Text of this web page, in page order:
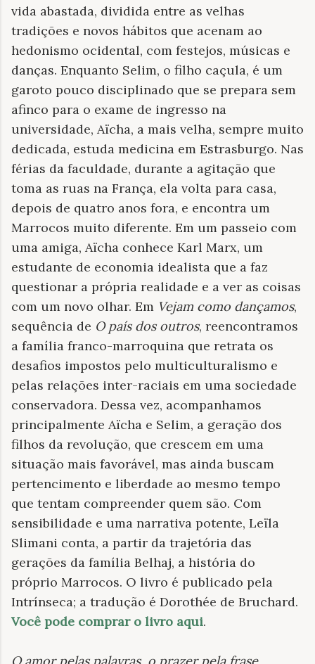
vida abastada, dividida entre as velhas
tradições e novos hábitos que acenam ao
hedonismo ocidental, com festejos, músicas e
danças. Enquanto Selim, o filho caçula, é um
garoto pouco disciplinado que se prepara sem
afinco para o exame de ingresso na
universidade, Aïcha, a mais velha, sempre muito
dedicada, estuda medicina em Estrasburgo. Nas
férias da faculdade, durante a agitação que
toma as ruas na França, ela volta para casa,
depois de quatro anos fora, e encontra um
Marrocos muito diferente. Em um passeio com
uma amiga, Aïcha conhece Karl Marx, um
estudante de economia idealista que a faz
questionar a própria realidade e a ver as coisas
com um novo olhar. Em Vejam como dançamos,
sequência de O país dos outros, reencontramos
a família franco-marroquina que retrata os
desafios impostos pelo multiculturalismo e
pelas relações inter-raciais em uma sociedade
conservadora. Dessa vez, acompanhamos
principalmente Aïcha e Selim, a geração dos
filhos da revolução, que crescem em uma
situação mais favorável, mas ainda buscam
pertencimento e liberdade ao mesmo tempo
que tentam compreender quem são. Com
sensibilidade e uma narrativa potente, Leïla
Slimani conta, a partir da trajetória das
gerações da família Belhaj, a história do
próprio Marrocos. O livro é publicado pela
Intrínseca; a tradução é Dorothée de Bruchard.
Você pode comprar o livro aqui.